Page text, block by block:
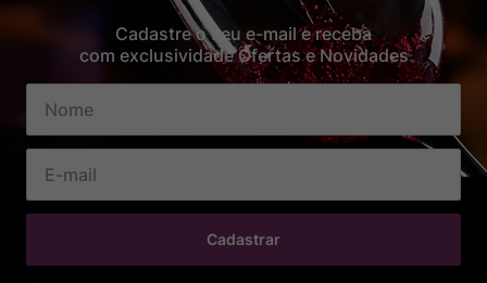
Cadastre o seu e-mail e receba
com exclusividade Ofertas e Novidades
Cadastrar